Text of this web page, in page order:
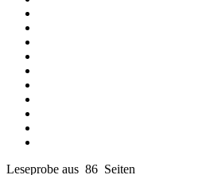
Leseprobe aus 86 Seiten